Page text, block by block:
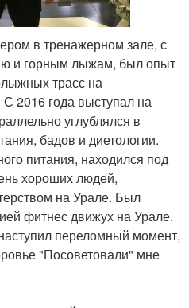
в тренажерном зале, с
и горным лыжам, был опыт
трасс на
2016 года выступал на
углублялся в
бадов и диетологии.
питания, находился под
хороших людей,
на Урале. Был
фитнес движух на Урале.
переломный момент,
"Посоветовали" мне